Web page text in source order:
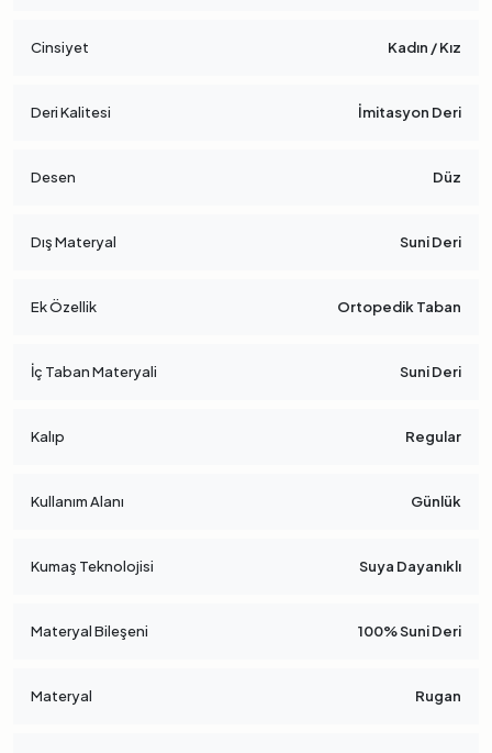
Cinsiyet Kadın / Kız
Deri Kalitesi İmitasyon Deri
Desen Düz
Dış Materyal Suni Deri
Ek Özellik Ortopedik Taban
İç Taban Materyali Suni Deri
Kalıp Regular
Kullanım Alanı Günlük
Kumaş Teknolojisi Suya Dayanıklı
Materyal Bileşeni 100% Suni Deri
Materyal Rugan